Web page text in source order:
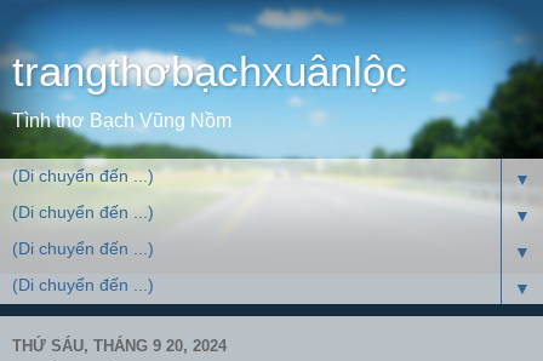
trangthơbạchxuânlộc
Tình thơ Bạch Vũng Nồm
▼
▼
▼
▼
THỨ SÁU, THÁNG 9 20, 2024